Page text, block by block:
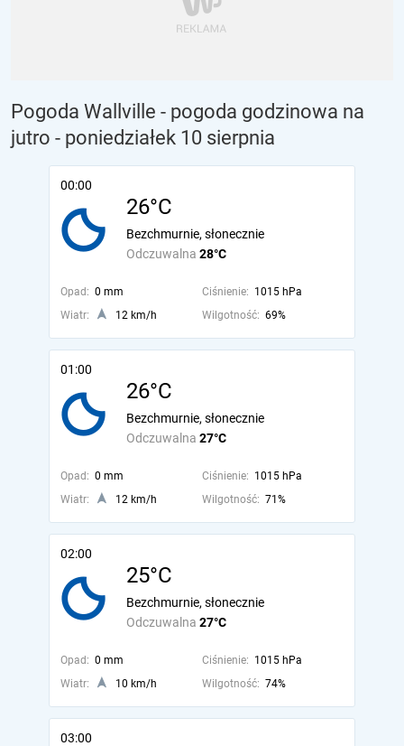
Pogoda Wallville - pogoda godzinowa na
jutro - poniedziałek 10 sierpnia
00:00
26°C
Odczuwalna 28°C
Bezchmurnie, słonecznie
Opad: 0 mm Ciśnienie: 1015 hPa
Wiatr:
12 km/h Wilgotność: 69%
01:00
26°C
Odczuwalna 27°C
Bezchmurnie, słonecznie
Opad: 0 mm Ciśnienie: 1015 hPa
Wiatr:
12 km/h Wilgotność: 71%
02:00
25°C
Odczuwalna 27°C
Bezchmurnie, słonecznie
Opad: 0 mm Ciśnienie: 1015 hPa
Wiatr:
10 km/h Wilgotność: 74%
03:00